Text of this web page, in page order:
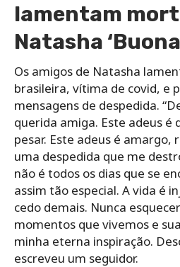
lamentam
Natasha
Os amigos de Natasha
brasileira, vítima de covid, e
mensagens de despedida.
querida amiga. Este adeus é
pesar. Este adeus é amargo,
uma despedida que me
não é todos os dias que se
assim tão especial. A vida é
cedo demais. Nunca
momentos que vivemos e
minha eterna inspiração.
escreveu um seguidor.